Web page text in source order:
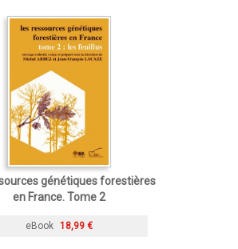
génétiques forestières
en France. Tome 2
eBook 18,99 €